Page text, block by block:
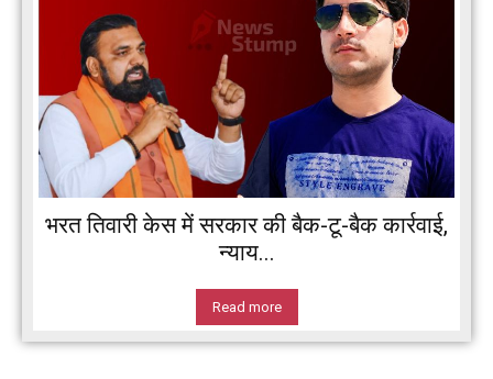
भरत तिवारी केस में सरकार की बैक-टू-बैक कार्रवाई,
न्याय...
Read more